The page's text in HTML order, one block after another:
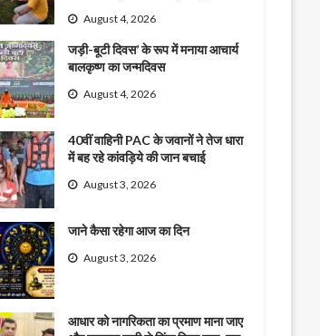
August 4, 2026
जड़ी-बूटी दिवस’ के रूप में मनाया आचार्य
बालकृष्ण का जन्मदिवस
August 4, 2026
40वीं वाहिनी PAC के जवानों ने तेज धारा
में बह रहे कांवड़िये की जान बचाई
August 3, 2026
जाने कैसा रहेगा आज का दिन
August 3, 2026
आधार को नागरिकता का प्रमाण माना जाए